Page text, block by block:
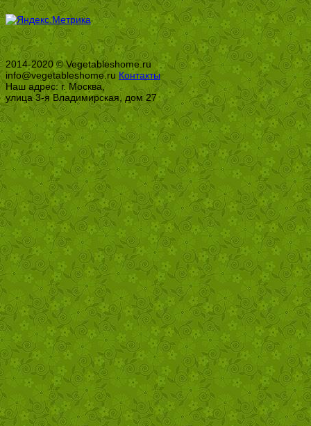
2014-2020 © Vegetableshome.ru
info@vegetableshome.ru Контакты
Наш адрес: г. Москва,
улица 3-я Владимирская, дом 27